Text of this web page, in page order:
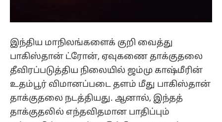
இந்திய மாநிலங்களைக் குறி வைத்து
பாகிஸ்தான் ட்ரோன், ஏவுகணை தாக்குதலை
தீவிரப்படுத்திய நிலையில் ஜம்மு காஷ்மீரின்
உதம்பூர் விமானப்படை தளம் மீது பாகிஸ்தான்
தாக்குதலை நடத்தியது. ஆனால், இந்தத்
தாக்குதலில் எந்தவிதமான பாதிப்பும்